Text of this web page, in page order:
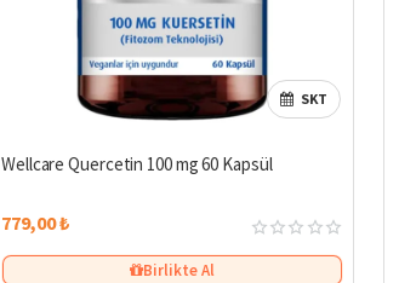
SKT
Wellcare Quercetin 100 mg 60 Kapsül
779,00 ₺
Birlikte Al